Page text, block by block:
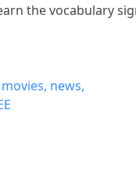
the vocabulary